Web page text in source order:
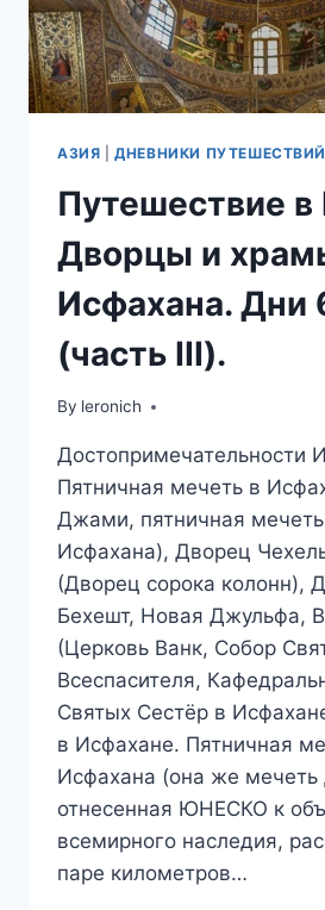
АЗИЯ |ДНЕВНИКИ ПУТЕШЕСТВИЙ
Путешествие в
Дворцы и
Исфахана. Дни
(часть III).
By leronich
Достопримечательности
Пятничная мечеть в
Джами, пятничная мечеть
Исфахана), Дворец
(Дворец сорока колонн),
Бехешт, Новая Джульфа,
(Церковь Ванк, Собор
Всеспасителя,
Святых Сестёр в
в Исфахане. Пятничная
Исфахана (она же
отнесенная ЮНЕСКО к
всемирного наследия,
паре километров…